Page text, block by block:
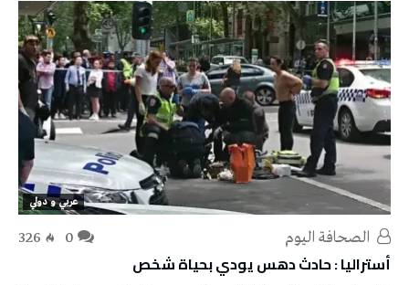
عربي و دولي
326
أستراليا : حادث دهس يودي بحياة شخص